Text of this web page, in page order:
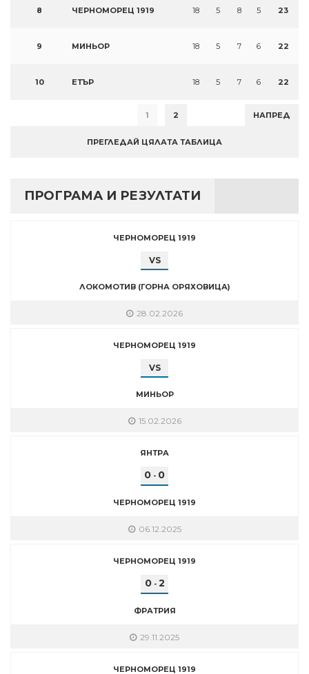
8 ЧЕРНОМОРЕЦ 1919 18 5 8 5 23
9 МИНЬОР 18 5 7 6 22
10 ЕТЪР 18 5 7 6 22
1 2 НАПРЕД
ПРЕГЛЕДАЙ ЦЯЛАТА ТАБЛИЦА
ПРОГРАМА И РЕЗУЛТАТИ
ЧЕРНОМОРЕЦ 1919
VS
ЛОКОМОТИВ (ГОРНА ОРЯХОВИЦА)
28.02.2026
ЧЕРНОМОРЕЦ 1919
VS
МИНЬОР
15.02.2026
ЯНТРА
0 - 0
ЧЕРНОМОРЕЦ 1919
06.12.2025
ЧЕРНОМОРЕЦ 1919
0- 2
ФРАТРИЯ
29.11.2025
ЧЕРНОМОРЕЦ 1919